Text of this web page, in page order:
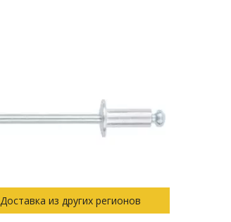
Доставка из других регионов